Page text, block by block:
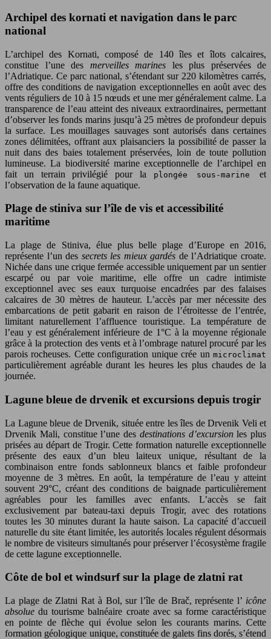
Archipel des kornati et navigation dans le parc
national
L’archipel des Kornati, composé de 140 îles et îlots calcaires,
constitue l’une des merveilles marines les plus préservées de
l’Adriatique. Ce parc national, s’étendant sur 220 kilomètres carrés,
offre des conditions de navigation exceptionnelles en août avec des
vents réguliers de 10 à 15 nœuds et une mer généralement calme. La
transparence de l’eau atteint des niveaux extraordinaires, permettant
d’observer les fonds marins jusqu’à 25 mètres de profondeur depuis
la surface. Les mouillages sauvages sont autorisés dans certaines
zones délimitées, offrant aux plaisanciers la possibilité de passer la
nuit dans des baies totalement préservées, loin de toute pollution
lumineuse. La biodiversité marine exceptionnelle de l’archipel en
fait un terrain privilégié pour la
plongée sous-marine et
l’observation de la faune aquatique.
Plage de stiniva sur l’île de vis et accessibilité
maritime
La plage de Stiniva, élue plus belle plage d’Europe en 2016,
représente l’un des secrets les mieux gardés de l’Adriatique croate.
Nichée dans une crique fermée accessible uniquement par un sentier
escarpé ou par voie maritime, elle offre un cadre intimiste
exceptionnel avec ses eaux turquoise encadrées par des falaises
calcaires de 30 mètres de hauteur. L’accès par mer nécessite des
embarcations de petit gabarit en raison de l’étroitesse de l’entrée,
limitant naturellement l’affluence touristique. La température de
l’eau y est généralement inférieure de 1°C à la moyenne régionale
grâce à la protection des vents et à l’ombrage naturel procuré par les
parois rocheuses. Cette configuration unique crée un microclimat
particulièrement agréable durant les heures les plus chaudes de la
journée.
Lagune bleue de drvenik et excursions depuis trogir
La Lagune bleue de Drvenik, située entre les îles de Drvenik Veli et
Drvenik Mali, constitue l’une des destinations d’excursionles plus
prisées au départ de Trogir. Cette formation naturelle exceptionnelle
présente des eaux d’un bleu laiteux unique, résultant de la
combinaison entre fonds sablonneux blancs et faible profondeur
moyenne de 3 mètres. En août, la température de l’eau y atteint
souvent 29°C, créant des conditions de baignade particulièrement
agréables pour les familles avec enfants. L’accès se fait
exclusivement par bateau-taxi depuis Trogir, avec des rotations
toutes les 30 minutes durant la haute saison. La capacité d’accueil
naturelle du site étant limitée, les autorités locales régulent désormais
le nombre de visiteurs simultanés pour préserver l’écosystème fragile
de cette lagune exceptionnelle.
Côte de bol et windsurf sur la plage de zlatni rat
La plage de Zlatni Rat à Bol, sur l’île de Brač, représente l’ icône
absoluedu tourisme balnéaire croate avec sa forme caractéristique
en pointe de flèche qui évolue selon les courants marins. Cette
formation géologique unique, constituée de galets fins dorés, s’étend